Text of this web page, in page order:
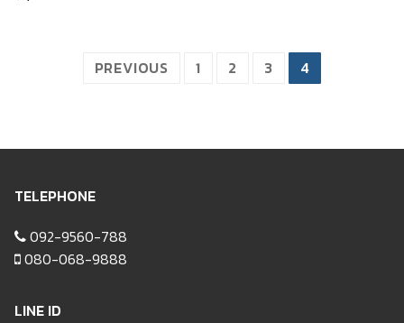
PREVIOUS 1 2 3 4
TELEPHONE
092-9560-788
080-068-9888
LINE ID